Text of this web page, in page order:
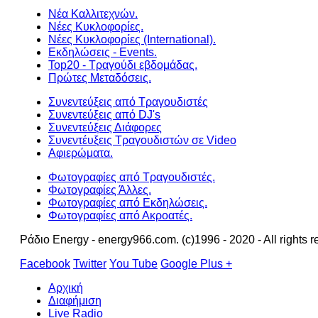
Νέα Καλλιτεχνών.
Νέες Κυκλοφορίες.
Νέες Κυκλοφορίες (International).
Εκδηλώσεις - Events.
Top20 - Τραγούδι εβδομάδας.
Πρώτες Μεταδόσεις.
Συνεντεύξεις από Τραγουδιστές
Συνεντεύξεις από DJ's
Συνεντεύξεις Διάφορες
Συνεντέυξεις Τραγουδιστών σε Video
Αφιερώματα.
Φωτογραφίες από Τραγουδιστές.
Φωτογραφίες Άλλες.
Φωτογραφίες από Εκδηλώσεις.
Φωτογραφίες από Ακροατές.
Ράδιο Energy - energy966.com. (c)1996 - 2020 - All rights
Facebook Twitter You Tube Google Plus +
Αρχική
Διαφήμιση
Live Radio